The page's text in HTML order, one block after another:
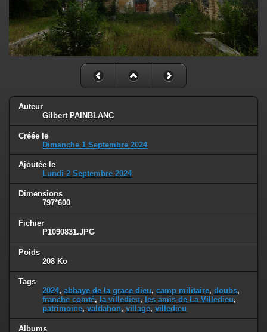
Auteur
Gilbert PAINBLANC
Créée le
Dimanche 1 Septembre 2024
Ajoutée le
Lundi 2 Septembre 2024
Dimensions
797*600
Fichier
P1090831.JPG
Poids
208 Ko
Tags
2024, abbaye de la grace dieu, camp militaire, doubs,
franche comté, la villedieu, les amis de La Villedieu,
patrimoine, valdahon, village, villedieu
Albums